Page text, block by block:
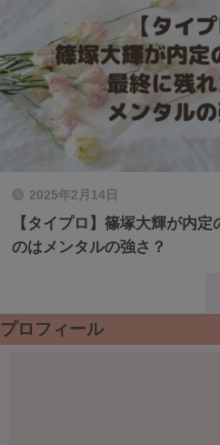
2025年2月14日
【タイプロ】篠塚大輝が内
のはメンタルの強さ？
プロフィール